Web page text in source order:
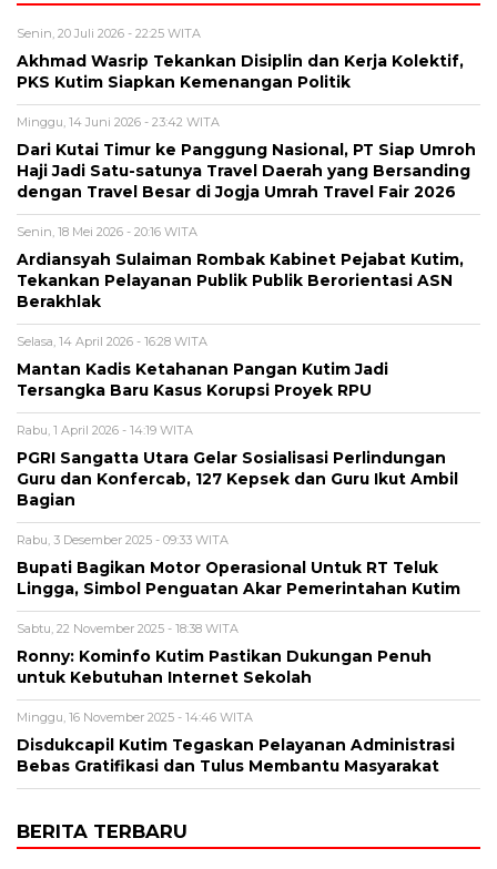
Senin, 20 Juli 2026 - 22:25 WITA
Akhmad Wasrip Tekankan Disiplin dan Kerja Kolektif,
PKS Kutim Siapkan Kemenangan Politik
Minggu, 14 Juni 2026 - 23:42 WITA
Dari Kutai Timur ke Panggung Nasional, PT Siap Umroh
Haji Jadi Satu-satunya Travel Daerah yang Bersanding
dengan Travel Besar di Jogja Umrah Travel Fair 2026
Senin, 18 Mei 2026 - 20:16 WITA
Ardiansyah Sulaiman Rombak Kabinet Pejabat Kutim,
Tekankan Pelayanan Publik Publik Berorientasi ASN
Berakhlak
Selasa, 14 April 2026 - 16:28 WITA
Mantan Kadis Ketahanan Pangan Kutim Jadi
Tersangka Baru Kasus Korupsi Proyek RPU
Rabu, 1 April 2026 - 14:19 WITA
PGRI Sangatta Utara Gelar Sosialisasi Perlindungan
Guru dan Konfercab, 127 Kepsek dan Guru Ikut Ambil
Bagian
Rabu, 3 Desember 2025 - 09:33 WITA
Bupati Bagikan Motor Operasional Untuk RT Teluk
Lingga, Simbol Penguatan Akar Pemerintahan Kutim
Sabtu, 22 November 2025 - 18:38 WITA
Ronny: Kominfo Kutim Pastikan Dukungan Penuh
untuk Kebutuhan Internet Sekolah
Minggu, 16 November 2025 - 14:46 WITA
Disdukcapil Kutim Tegaskan Pelayanan Administrasi
Bebas Gratifikasi dan Tulus Membantu Masyarakat
BERITA TERBARU